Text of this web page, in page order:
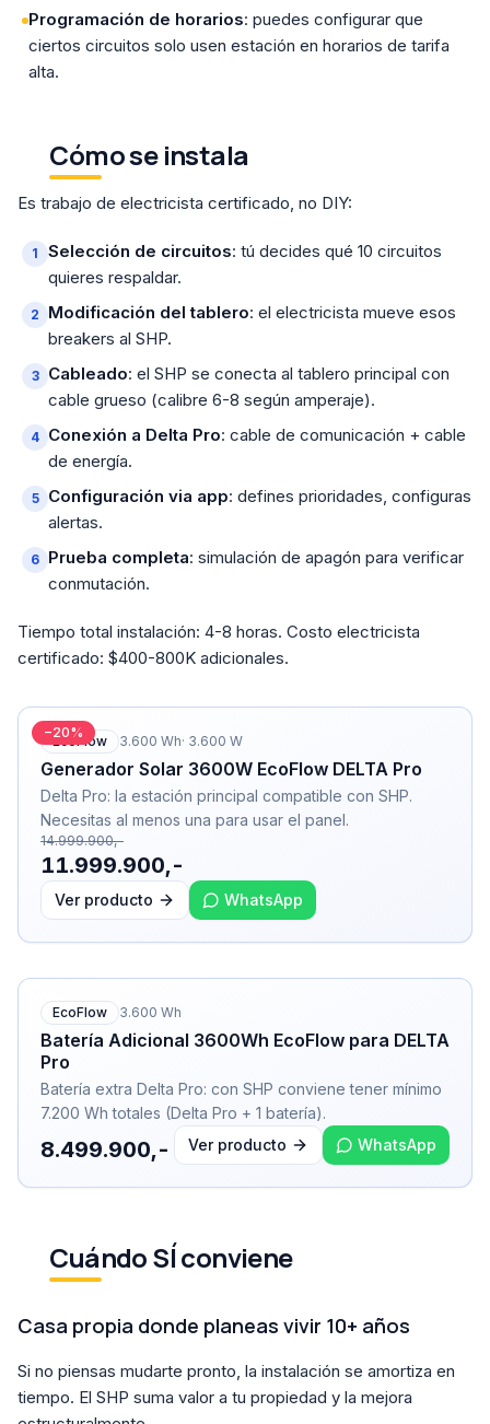
Programación de horarios: puedes configurar que
ciertos circuitos solo usen estación en horarios de tarifa
alta.
Cómo se instala
Es trabajo de electricista certificado, no DIY:
Selección de circuitos: tú decides qué 10 circuitos
quieres respaldar.
Modificación del tablero: el electricista mueve esos
breakers al SHP.
Cableado: el SHP se conecta al tablero principal con
cable grueso (calibre 6-8 según amperaje).
Conexión a Delta Pro: cable de comunicación + cable
de energía.
Configuración via app: defines prioridades, configuras
alertas.
Prueba completa: simulación de apagón para verificar
conmutación.
Tiempo total instalación: 4-8 horas. Costo electricista
certificado: $400-800K adicionales.
−20%
EcoFlow 3.600 Wh· 3.600 W
Generador Solar 3600W EcoFlow DELTA Pro
Delta Pro: la estación principal compatible con SHP.
Necesitas al menos una para usar el panel.
14.999.900,-
11.999.900,-
Ver producto WhatsApp
EcoFlow 3.600 Wh
Batería Adicional 3600Wh EcoFlow para DELTA
Pro
Batería extra Delta Pro: con SHP conviene tener mínimo
7.200 Wh totales (Delta Pro + 1 batería).
8.499.900,- Ver producto WhatsApp
Cuándo SÍ conviene
Casa propia donde planeas vivir 10+ años
Si no piensas mudarte pronto, la instalación se amortiza en
tiempo. El SHP suma valor a tu propiedad y la mejora